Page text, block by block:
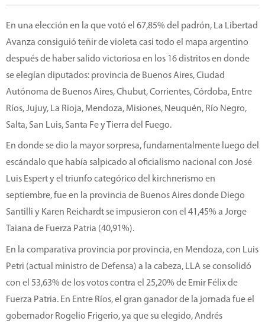
En una elección en la que votó el 67,85% del padrón, La Libertad
Avanza consiguió teñir de violeta casi todo el mapa argentino
después de haber salido victoriosa en los 16 distritos en donde
se elegían diputados: provincia de Buenos Aires, Ciudad
Autónoma de Buenos Aires, Chubut, Corrientes, Córdoba, Entre
Ríos, Jujuy, La Rioja, Mendoza, Misiones, Neuquén, Río Negro,
Salta, San Luis, Santa Fe y Tierra del Fuego.
En donde se dio la mayor sorpresa, fundamentalmente luego del
escándalo que había salpicado al oficialismo nacional con José
Luis Espert y el triunfo categórico del kirchnerismo en
septiembre, fue en la provincia de Buenos Aires donde Diego
Santilli y Karen Reichardt se impusieron con el 41,45% a Jorge
Taiana de Fuerza Patria (40,91%).
En la comparativa provincia por provincia, en Mendoza, con Luis
Petri (actual ministro de Defensa) a la cabeza, LLA se consolidó
con el 53,63% de los votos contra el 25,20% de Emir Félix de
Fuerza Patria. En Entre Ríos, el gran ganador de la jornada fue el
gobernador Rogelio Frigerio, ya que su elegido, Andrés